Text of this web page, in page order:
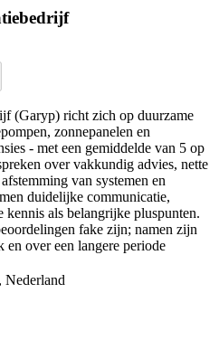
(Garyp) richt zich op duurzame
zonnepanelen en
- met een gemiddelde van 5 op
over vakkundig advies, nette
van systemen en
duidelijke communicatie,
als belangrijke pluspunten.
fake zijn; namen zijn
over een langere periode
Nederland